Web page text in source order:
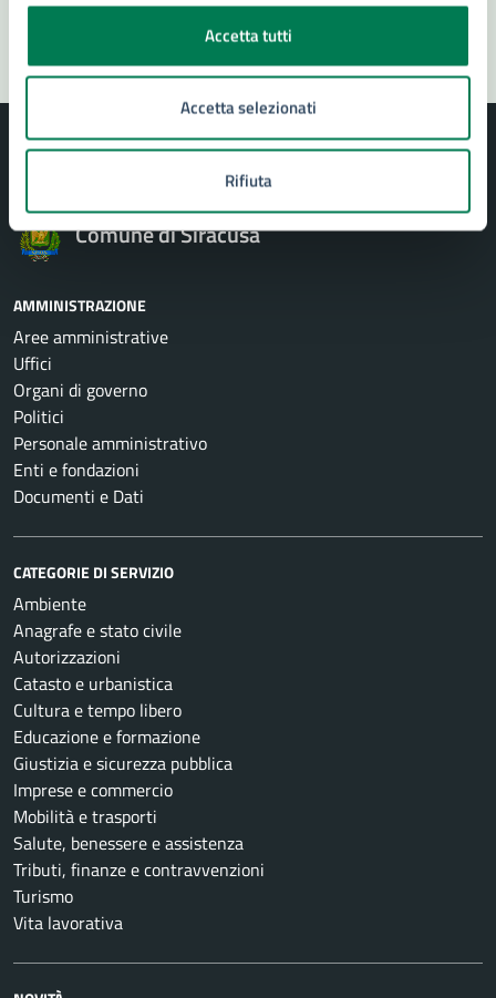
Accetta tutti
Accetta selezionati
Rifiuta
Segnala disservizio
Comune di Siracusa
AMMINISTRAZIONE
Aree amministrative
Uffici
Organi di governo
Politici
Personale amministrativo
Enti e fondazioni
Documenti e Dati
CATEGORIE DI SERVIZIO
Ambiente
Anagrafe e stato civile
Autorizzazioni
Catasto e urbanistica
Cultura e tempo libero
Educazione e formazione
Giustizia e sicurezza pubblica
Imprese e commercio
Mobilità e trasporti
Salute, benessere e assistenza
Tributi, finanze e contravvenzioni
Turismo
Vita lavorativa